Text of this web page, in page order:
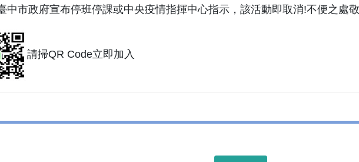
中市政府宣布停班停課或中央疫情指揮中心指示，該活動即取消!不便之處
請掃QR Code立即加入